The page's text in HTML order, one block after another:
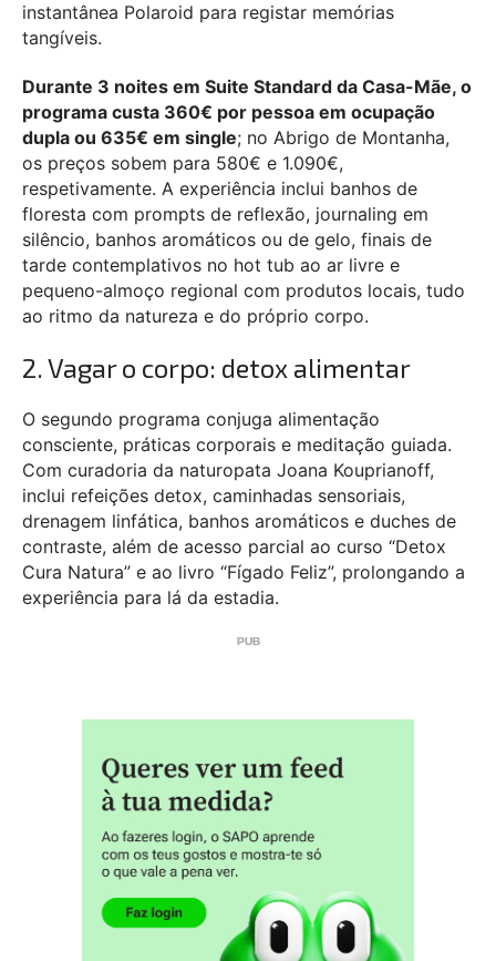
instantânea Polaroid para registar memórias
tangíveis.
Durante 3 noites em Suite Standard da Casa-Mãe, o
programa custa 360€ por pessoa em ocupação
dupla ou 635€ em single; no Abrigo de Montanha,
os preços sobem para 580€ e 1.090€,
respetivamente. A experiência inclui banhos de
floresta com prompts de reflexão, journaling em
silêncio, banhos aromáticos ou de gelo, finais de
tarde contemplativos no hot tub ao ar livre e
pequeno-almoço regional com produtos locais, tudo
ao ritmo da natureza e do próprio corpo.
2. Vagar o corpo: detox alimentar
O segundo programa conjuga alimentação
consciente, práticas corporais e meditação guiada.
Com curadoria da naturopata Joana Kouprianoff,
inclui refeições detox, caminhadas sensoriais,
drenagem linfática, banhos aromáticos e duches de
contraste, além de acesso parcial ao curso “Detox
Cura Natura” e ao livro “Fígado Feliz”, prolongando a
experiência para lá da estadia.